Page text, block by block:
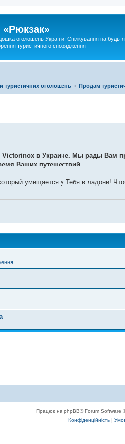
оголошень України. Спілкування на будь-
туристичного спорядження
туристичних оголошень Продам
в Украине. Мы рады Вам
Ваших путешествий.
умещается у Тебя в ладони!
Працює на phpBB® Forum Software
Конфіденційність |